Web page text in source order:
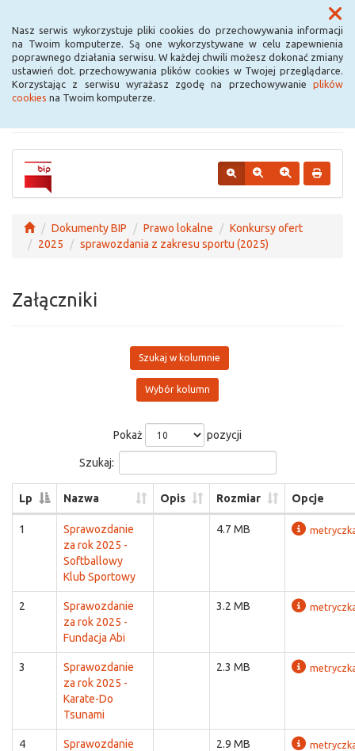
Nasz serwis wykorzystuje pliki cookies do przechowywania informacji
na Twoim komputerze. Są one wykorzystywane w celu zapewnienia
poprawnego działania serwisu. W każdej chwili możesz dokonać zmiany
ustawień dot. przechowywania plików cookies w Twojej przeglądarce.
Korzystając z serwisu wyrażasz zgodę na przechowywanie plików
cookies na Twoim komputerze.
Menu
Urząd Miejski w
Krośniewicach
Dokumenty BIP Prawo lokalne
Konkursy ofert
2025
sprawozdania z zakresu sportu (2025)
Załączniki
Szukaj w kolumnie
Wybór kolumn
Pokaż pozycji
Szukaj:
Lp Nazwa Opis Rozmiar Opcje
1
Sprawozdanie
za rok 2025 -
Softballowy
Klub Sportowy
4.7 MB
2
Sprawozdanie
za rok 2025 -
Fundacja Abi
3.2 MB
3
Sprawozdanie
za rok 2025 -
Karate-Do
Tsunami
2.3 MB
4
Sprawozdanie
2.9 MB